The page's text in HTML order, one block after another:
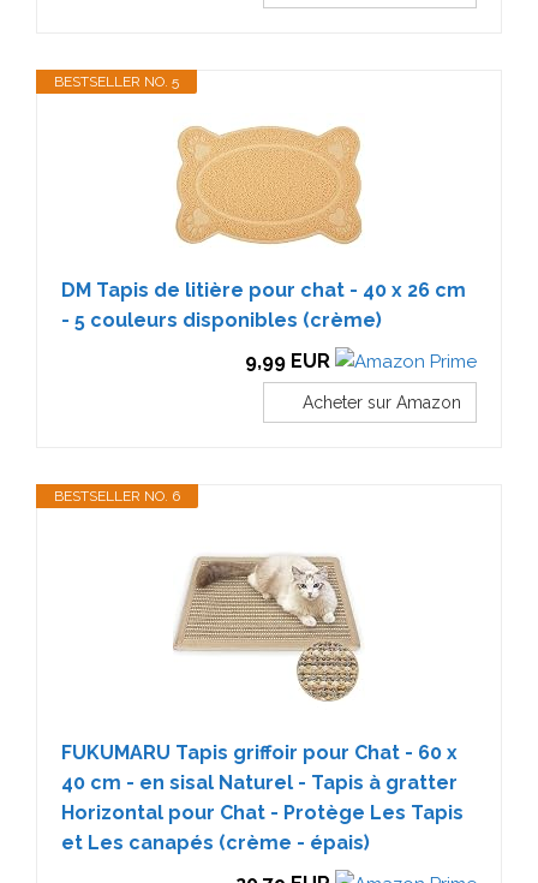
BESTSELLER NO. 5
DM Tapis de litière pour chat - 40 x 26 cm
- 5 couleurs disponibles (crème)
9,99 EUR
Acheter sur Amazon
BESTSELLER NO. 6
FUKUMARU Tapis griffoir pour Chat - 60 x
40 cm - en sisal Naturel - Tapis à gratter
Horizontal pour Chat - Protège Les Tapis
et Les canapés (crème - épais)